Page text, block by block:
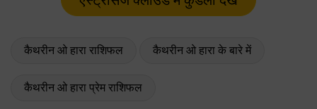
कैथरीन ओ हारा राशिफल कैथरीन ओ हारा के बारे में
कैथरीन ओ हारा प्रेम राशिफल